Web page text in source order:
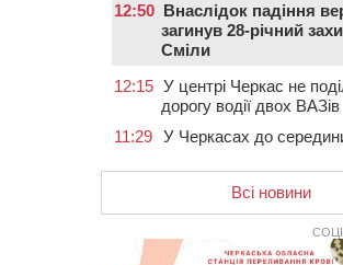
12:50 Внаслідок падіння
загинув 28-річний
Сміли
12:15 У центрі Черкас не
дорогу водії двох ВАЗів
11:29 У Черкасах до
вулицях
збільшилась уп’ятеро
повномасштабної війни
Всі новини